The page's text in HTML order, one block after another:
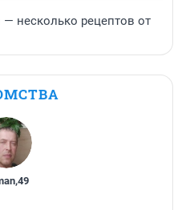
— несколько рецептов от
,49